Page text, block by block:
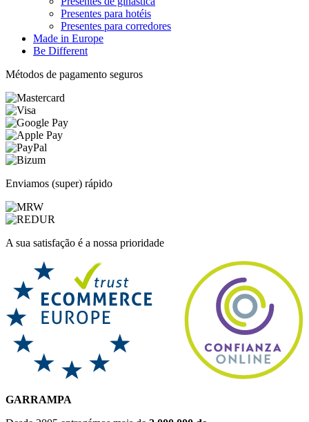
Presentes para hotéis
Presentes para corredores
Made in Europe
Be Different
Métodos de pagamento seguros
Enviamos (super) rápido
A sua satisfação é a nossa prioridade
GARRAMPA